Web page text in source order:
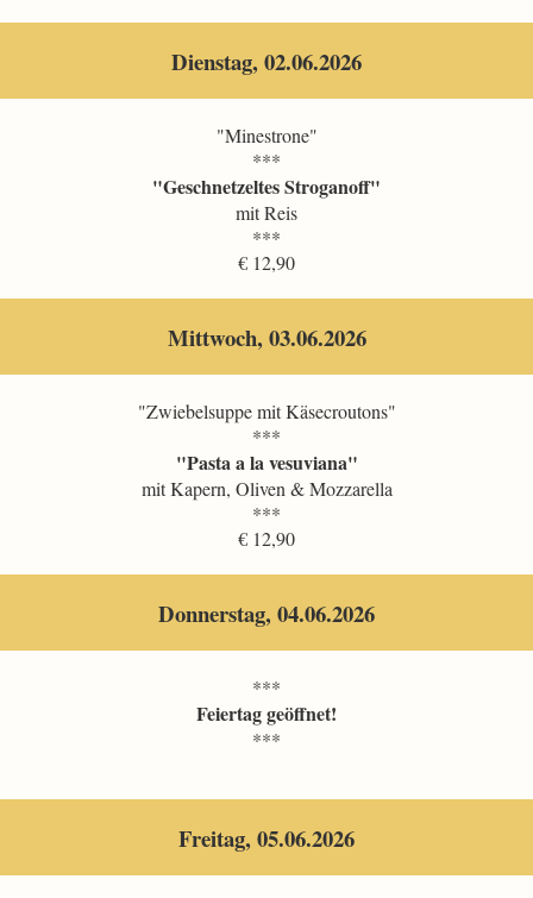
Dienstag, 02.06.2026
"Minestrone"
***
"Geschnetzeltes Stroganoff"
mit Reis
***
€ 12,90
Mittwoch, 03.06.2026
"Zwiebelsuppe mit Käsecroutons"
***
"Pasta a la vesuviana"
mit Kapern, Oliven & Mozzarella
***
€ 12,90
Donnerstag, 04.06.2026
***
Feiertag geöffnet!
***
Freitag, 05.06.2026